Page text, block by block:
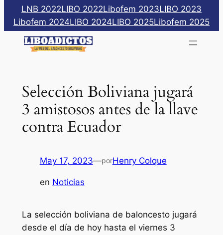
Saltar
contenido
LNB 2022LIBO 2022Libofem 2023LIBO 2023
Libofem 2024LIBO 2024LIBO 2025Libofem 2025
Selección Boliviana jugará
3 amistosos antes de la llave
contra Ecuador
May 17, 2023—porHenry Colque
en Noticias
La selección boliviana de baloncesto jugará
desde el día de hoy hasta el viernes 3